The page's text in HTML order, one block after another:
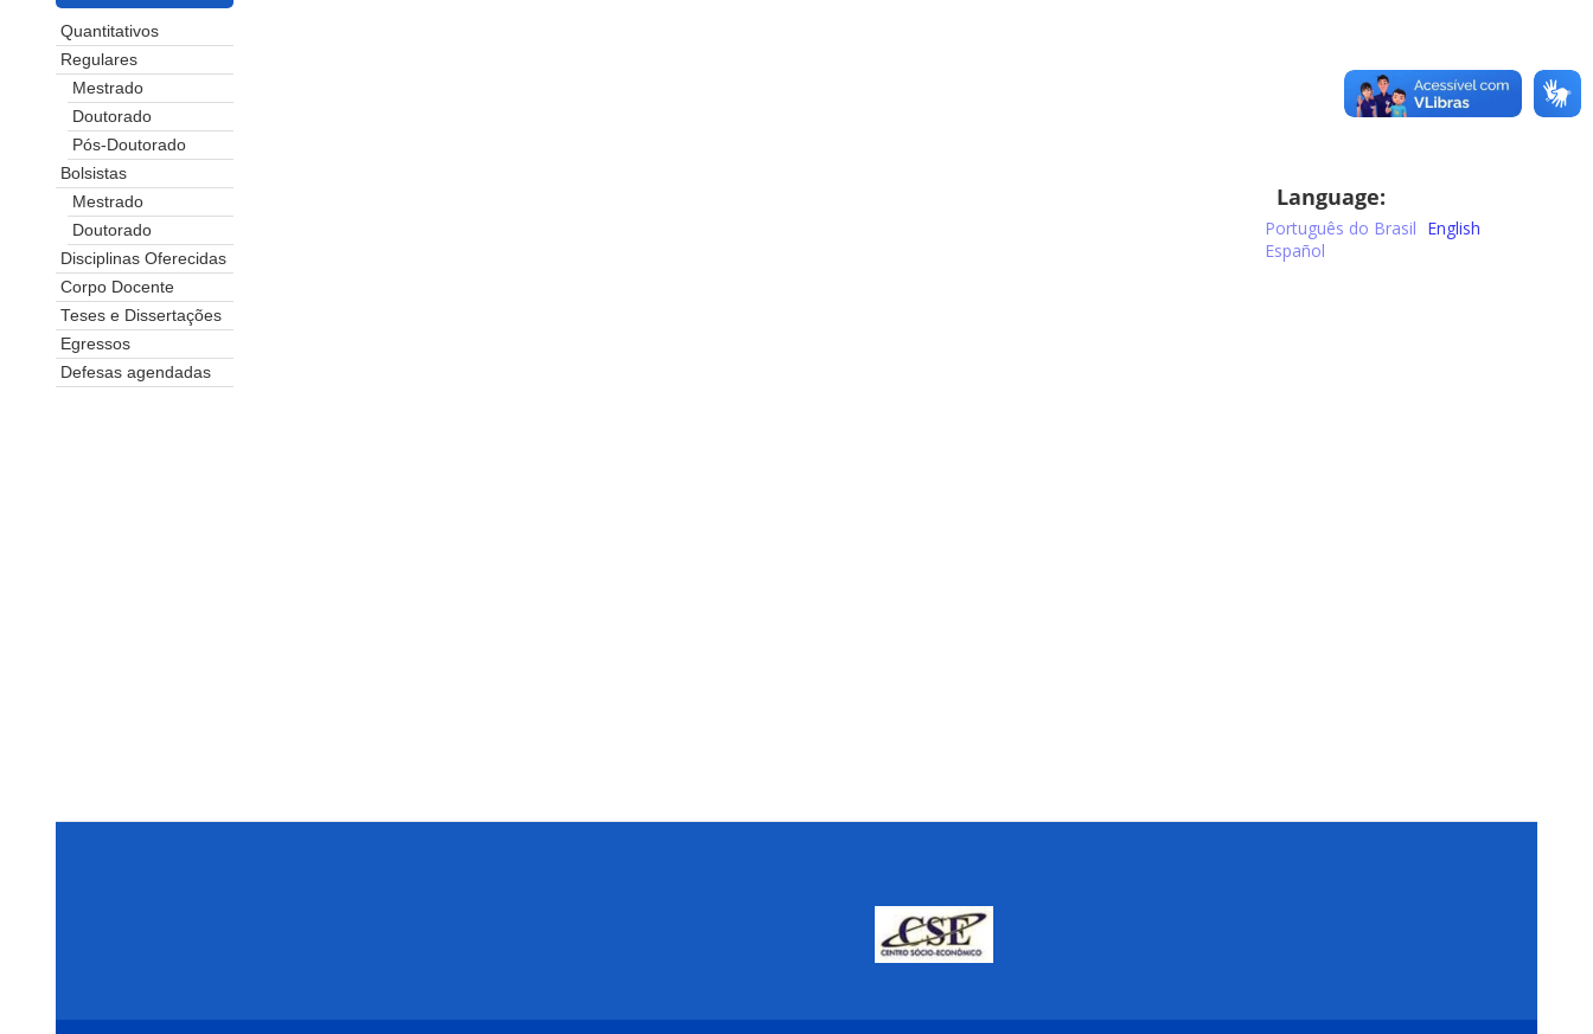
Quantitativos
Regulares
Mestrado
Doutorado
Pós-Doutorado
Bolsistas
Mestrado
Doutorado
Disciplinas Oferecidas
Corpo Docente
Teses e Dissertações
Egressos
Defesas agendadas
Language:
Português do Brasil English
Español